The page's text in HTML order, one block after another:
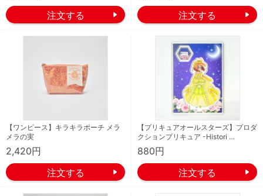
【ワンピース】キラキラポーチ メラ
メラの実
2,420円
【プリキュアオールスターズ】プロダ
クションプリキュア -Histori …
880円